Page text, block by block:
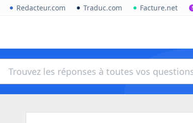
Redacteur.com Traduc.com Facture.net